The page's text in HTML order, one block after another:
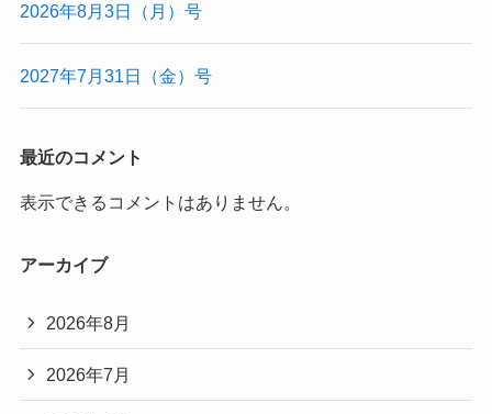
2026年8月3日（月）号
2027年7月31日（金）号
最近のコメント
表示できるコメントはありません。
アーカイブ
2026年8月
2026年7月